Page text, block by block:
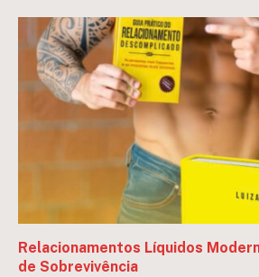
Relacionamentos Líquidos
de Sobrevivência